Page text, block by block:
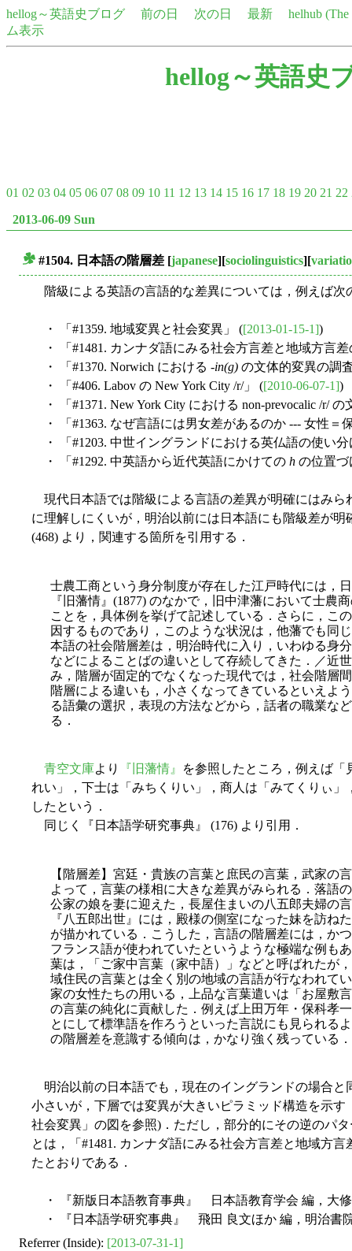
hellog～英語史ブログ 前の日 次の日 最新
helhub
ム表示
hellog～英語史
01 02 03 04 05 06 07 08 09 10 11 12 13 14 15 16 17 18 19 20 21 22
2013-06-09 Sun
#1504. 日本語の階層差 [japanese][sociolinguistics][
階級による英語の言語的な差異については，例えば次
・ 「#1359. 地域変異と社会変異」 ([2013-01-15-1])
・ 「#1481. カンナダ語にみる社会方言差と地域方言
・ 「#1370. Norwich における -in(g) の文体的変異の調
・ 「#406. Labov の New York City /r/」 ([2010-06-07-1])
・ 「#1371. New York City における non-prevocalic /r/
・ 「#1363. なぜ言語には男女差があるのか --- 女性＝
・ 「#1203. 中世イングランドにおける英仏語の使い
・ 「#1292. 中英語から近代英語にかけての h の位置づ
現代日本語では階級による言語の差異が明確にはみら
に理解しにくいが，明治以前には日本語にも階級差が
(468) より，関連する箇所を引用する．
士農工商という身分制度が存在した江戸時代には，
『旧藩情』(1877) のなかで，旧中津藩において士農
ことを，具体例を挙げて記述している．さらに，こ
因するものであり，このような状況は，他藩でも同
本語の社会階層差は，明治時代に入り，いわゆる身
などによることばの違いとして存続してきた．／近
み，階層が固定的でなくなった現代では，社会階層
階層による違いも，小さくなってきているといえよ
る語彙の選択，表現の方法などから，話者の職業な
る．
青空文庫より 『旧藩情』
を参照したところ，例えば
れい」，下士は「みちくりい」，商人は「みてくりぃ
したという．
同じく『日本語学研究事典』 (176) より引用．
【階層差】宮廷・貴族の言葉と庶民の言葉，武家の
よって，言葉の様相に大きな差異がみられる．落語
公家の娘を妻に迎えた，長屋住まいの八五郎夫婦の
『八五郎出世』には，殿様の側室になった妹を訪ね
が描かれている．こうした，言語の階層差には，か
フランス語が使われていたというような極端な例も
葉は，「ご家中言葉（家中語）」などと呼ばれたが
域住民の言葉とは全く別の地域の言語が行なわれて
家の女性たちの用いる，上品な言葉遣いは「お屋敷
の言葉の純化に貢献した．例えば上田万年・保科孝
とにして標準語を作ろうといった言説にも見られる
の階層差を意識する傾向は，かなり強く残っている．
明治以前の日本語でも，現在のイングランドの場合と
小さいが，下層では変異が大きいピラミッド構造を示す
社会変異」の図を参照)．ただし，部分的にその逆のパ
とは，「#1481. カンナダ語にみる社会方言差と地域方言
たとおりである．
・ 『新版日本語教育事典』 日本語教育学会 編，大修
・ 『日本語学研究事典』 飛田 良文ほか 編，明治書
Referrer (Inside): [2013-07-31-1]